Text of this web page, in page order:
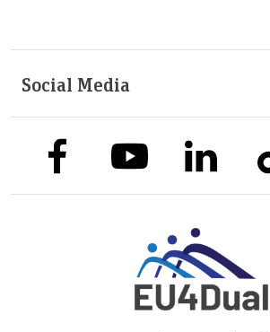
Social Media
link to facebooklink to youtubelink to